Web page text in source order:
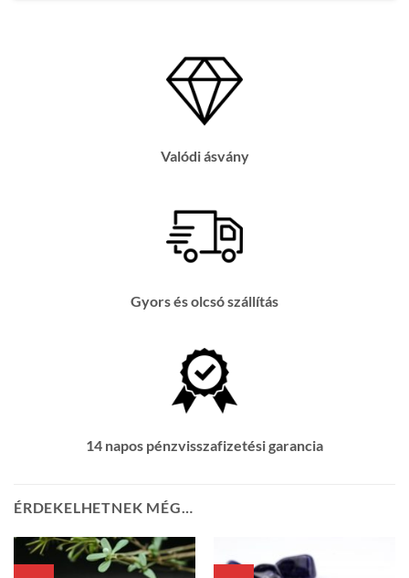
Valódi ásvány
Gyors és olcsó szállítás
14 napos pénzvisszafizetési garancia
ÉRDEKELHETNEK MÉG…